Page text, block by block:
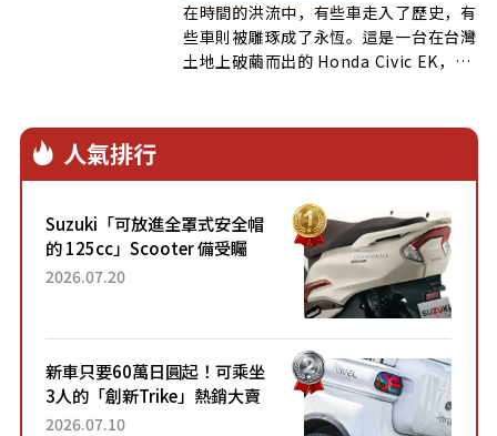
在時間的洪流中，有些車走入了歷史，有
些車則被雕琢成了永恆。這是一台在台灣
土地上破繭而出的 Honda Civic EK，它
年代的熱血鋼砲，淬鍊成足以進駐現代美
人氣排行
Suzuki「可放進全罩式安全帽
的 125cc」Scooter 備受矚
目！採用全新流線設計與各項
2026.07.20
新車只要60萬日圓起！可乘坐
3人的「創新Trike」熱銷大賣
成為人氣車款！「養車成本真
2026.07.10